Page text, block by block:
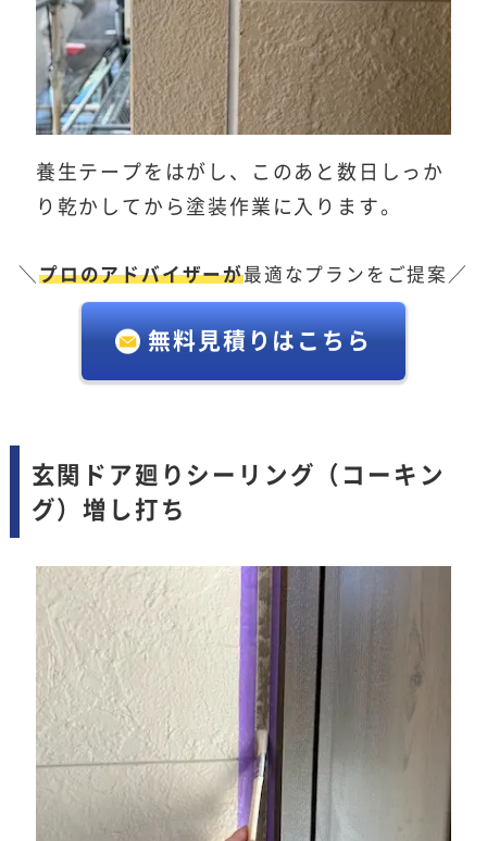
養生テープをはがし、このあと数日しっか
り乾かしてから塗装作業に入ります。
＼プロのアドバイザーが最適なプランをご提案／
無料見積りはこちら
玄関ドア廻りシーリング（コーキン
グ）増し打ち